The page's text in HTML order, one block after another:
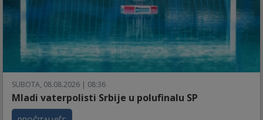
SUBOTA, 08.08.2026 | 08:36
Mladi vaterpolisti Srbije u polufinalu SP